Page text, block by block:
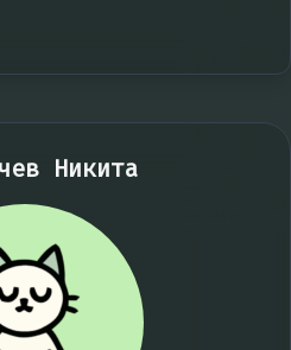
Никита